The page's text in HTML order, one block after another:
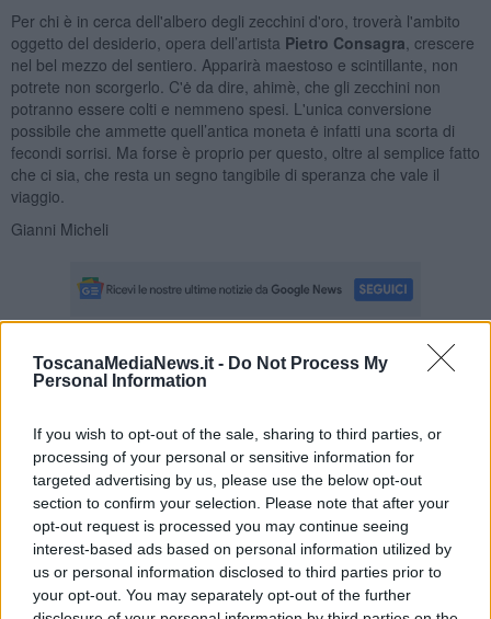
ToscanaMediaNews.it - Do Not Process My
Personal Information
If you wish to opt-out of the sale, sharing to third parties, or
processing of your personal or sensitive information for
targeted advertising by us, please use the below opt-out
section to confirm your selection. Please note that after your
opt-out request is processed you may continue seeing
interest-based ads based on personal information utilized by
us or personal information disclosed to third parties prior to
your opt-out. You may separately opt-out of the further
Per chi è in cerca dell'albero degli zecchini d'oro, troverà l'ambito
oggetto del desiderio, opera dell’artista Pietro Consagra , crescere
nel bel mezzo del sentiero. Apparirà maestoso e scintillante, non
potrete non scorgerlo. C'ė da dire, ahimè, che gli zecchini non
potranno essere colti e nemmeno spesi. L'unica conversione
possibile che ammette quell’antica moneta ė infatti una scorta di
fecondi sorrisi. Ma forse è proprio per questo, oltre al semplice fatto
che ci sia, che resta un segno tangibile di speranza che vale il
viaggio.
Gianni Micheli
Se vuoi leggere le notizie principali della Toscana iscriviti alla
Newsletter QUInews - ToscanaMedia.
Basta cliccare
QUI
Fotogallery